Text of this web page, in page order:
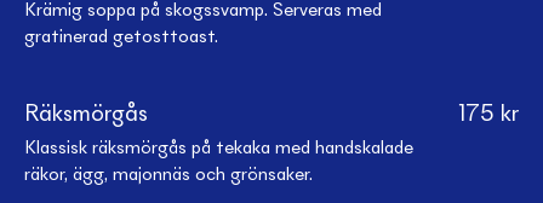
Krämig soppa på skogssvamp. Serveras med
gratinerad getosttoast.
Räksmörgås 175 kr
Klassisk räksmörgås på tekaka med handskalade
räkor, ägg, majonnäs och grönsaker.